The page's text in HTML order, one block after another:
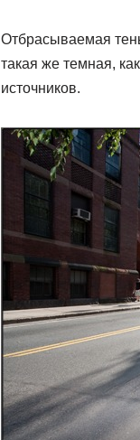
Отбрасываемая
такая же темная,
источников.